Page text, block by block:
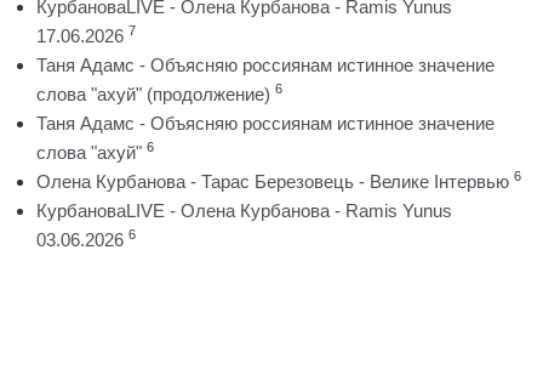
КурбановаLIVE - Олена Курбанова - Ramis Yunus
17.06.2026 7
Таня Адамс - Объясняю россиянам истинное значение
слова "ахуй" (продолжение) 6
Таня Адамс - Объясняю россиянам истинное значение
слова "ахуй" 6
Олена Курбанова - Тарас Березовець - Велике Інтервью 6
КурбановаLIVE - Олена Курбанова - Ramis Yunus
03.06.2026 6